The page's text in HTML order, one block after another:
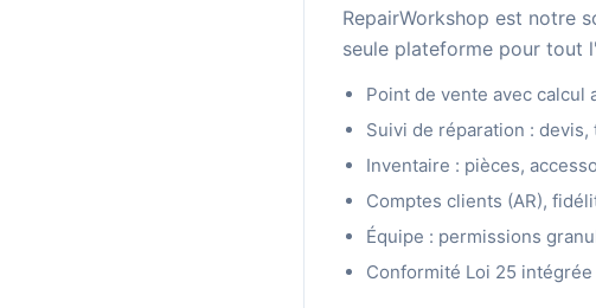
RepairWorkshop est notre
seule plateforme pour tout
Point de vente avec calcul
Suivi de réparation :
Inventaire : pièces,
Comptes clients (AR),
Équipe : permissions
Conformité Loi 25 intégrée